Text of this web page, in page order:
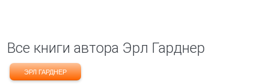
Все книги автора Эрл Гарднер
ЭРЛ ГАРДНЕР